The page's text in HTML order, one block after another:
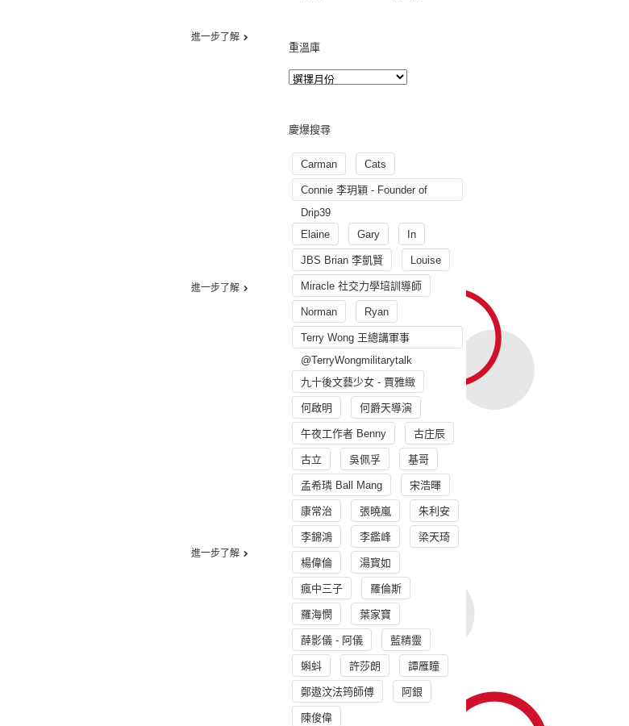
進一步了解
進一步了解
進一步了解
重溫庫
慶爆搜尋
Carman Cats
Connie 李玥穎 - Founder of
Drip39
Elaine
Gary In
JBS Brian 李凱賢 Louise
Miracle 社交力學培訓導師
Norman Ryan
Terry Wong 王總講軍事
@TerryWongmilitarytalk
九十後文藝少女 - 賈雅緻
何啟明 何爵天導演
午夜工作者 Benny 古庄辰
古立 吳佩孚 基哥
孟希璘 Ball Mang 宋浩暉
康常治 張曉嵐 朱利安
李錦鴻 李鑑峰 梁天琦
楊偉倫 湯寳如
瘋中三子 羅倫斯
羅海憫 葉家寶
薛影儀 - 阿儀 藍精靈
蝌蚪 許莎朗 譚雁瞳
鄭遨汶法筠師傅 阿銀
陳俊偉